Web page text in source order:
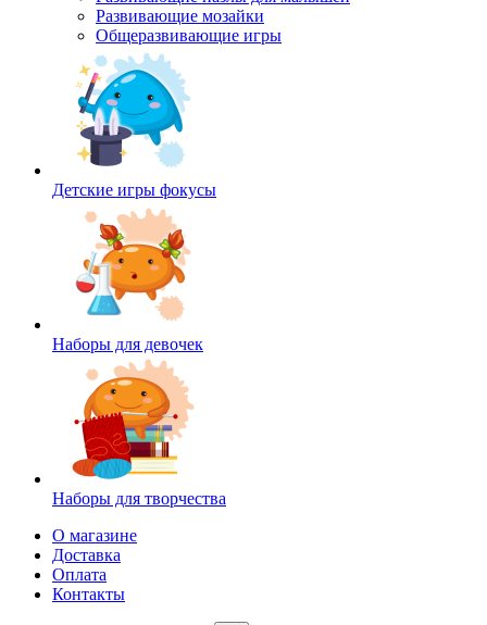
Развивающие мозайки
Общеразвивающие игры
Детские игры фокусы
Наборы для девочек
Наборы для творчества
О магазине
Доставка
Оплата
Контакты